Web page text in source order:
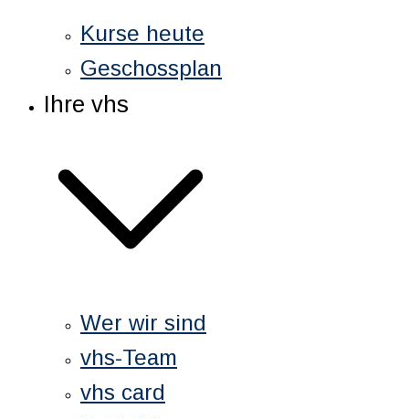
Kurse heute
Geschossplan
Ihre vhs
Wer wir sind
vhs-Team
vhs card